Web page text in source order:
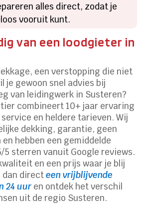
alles direct, zodat je
vooruit kunt.
van een loodgieter in
een verstopping die niet
je gewoon snel advies bij
van leidingwerk in Susteren?
combineert 10+ jaar ervaring
en heldere tarieven. Wij
dekking, garantie, geen
hebben een gemiddelde
5 sterren vanuit Google reviews.
en een prijs waar je blij
dan directeen vrijblijvende
24 uur en ontdek het verschil
uit de regio Susteren.